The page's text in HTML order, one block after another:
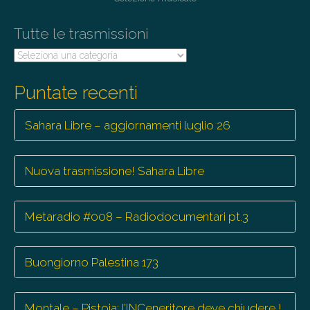
n
Tutte le trasmissioni
Tutte
Puntate recenti
Sahara Libre – aggiornamenti luglio 26
Nuova trasmissione! Sahara Libre
Metaradio #008 – Radiodocumentari pt.3
Buongiorno Palestina 173